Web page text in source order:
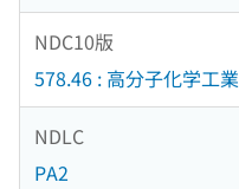
NDC10版
578.46 : 高分子化学工業
NDLC
PA2